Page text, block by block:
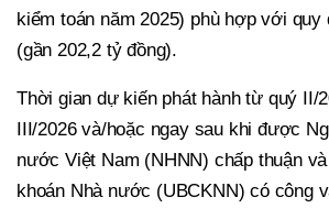
kiểm toán năm 2025) phù hợp với quy
(gần 202,2 tỷ đồng).
Thời gian dự kiến phát hành từ quý II/
III/2026 và/hoặc ngay sau khi được
nước Việt Nam (NHNN) chấp thuận
khoán Nhà nước (UBCKNN) có công